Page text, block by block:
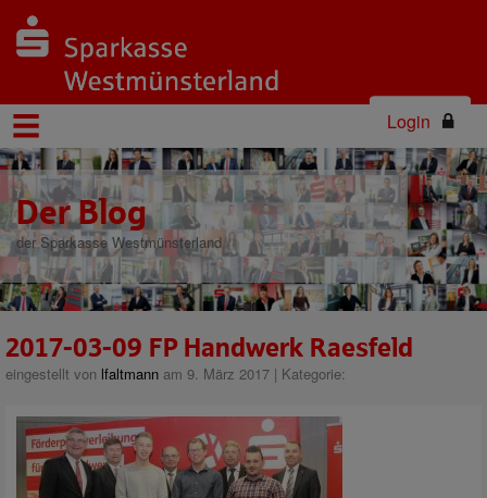
Login
Der Blog
der Sparkasse Westmünsterland
2017-03-09 FP Handwerk Raesfeld
eingestellt von lfaltmann am 9. März 2017 | Kategorie: